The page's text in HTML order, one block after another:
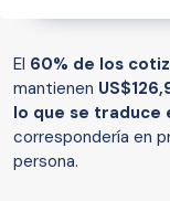
El 60% de los
mantienen
lo que se traduce
correspondería en
persona.